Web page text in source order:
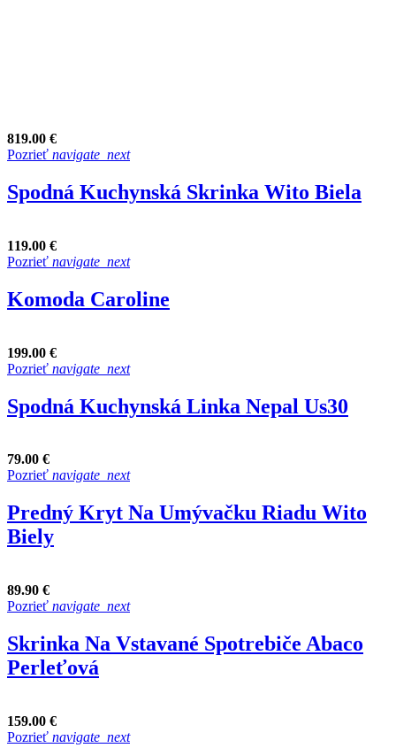
819.00 €
Pozrieť navigate_next
Spodná Kuchynská Skrinka Wito Biela
119.00 €
Pozrieť navigate_next
Komoda Caroline
199.00 €
Pozrieť navigate_next
Spodná Kuchynská Linka Nepal Us30
79.00 €
Pozrieť navigate_next
Predný Kryt Na Umývačku Riadu Wito
Biely
89.90 €
Pozrieť navigate_next
Skrinka Na Vstavané Spotrebiče Abaco
Perleťová
159.00 €
Pozrieť navigate_next